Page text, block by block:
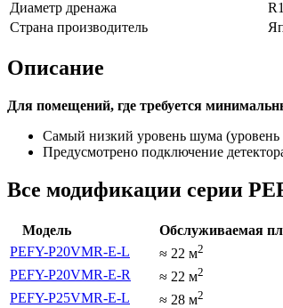
Диаметр дренажа
Страна производитель
Описание
Для помещений, где требуется
Самый низкий уровень шума (уровень
Предусмотрено подключение
Все модификации серии
Модель Обслуживаемая
PEFY-P20VMR-E-L
≈ 22 м2
PEFY-P20VMR-E-R
≈ 22 м2
PEFY-P25VMR-E-L
≈ 28 м2